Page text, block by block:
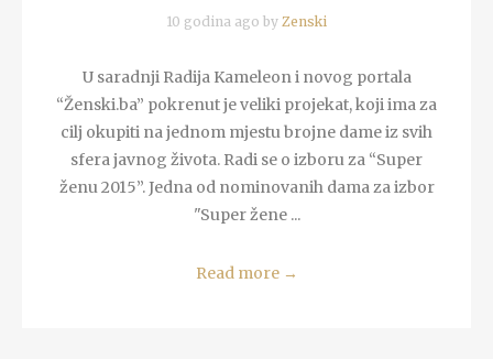
10 godina ago by Zenski
U saradnji Radija Kameleon i novog portala
“Ženski.ba” pokrenut je veliki projekat, koji ima za
cilj okupiti na jednom mjestu brojne dame iz svih
sfera javnog života. Radi se o izboru za “Super
ženu 2015”. Jedna od nominovanih dama za izbor
"Super žene ...
Read more →